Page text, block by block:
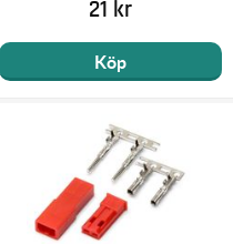
21 kr
Köp